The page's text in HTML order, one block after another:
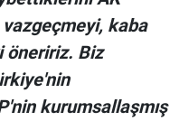
vazgeçmeyi, kaba
öneririz. Biz
kurumsallaşmış